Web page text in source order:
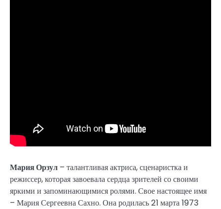
Мария Орзул – талантливая актриса, сценаристка и
режиссер, которая завоевала сердца зрителей со своими
яркими и запоминающимися ролями. Свое настоящее имя
– Мария Сергеевна Сахно. Она родилась 21 марта 1973